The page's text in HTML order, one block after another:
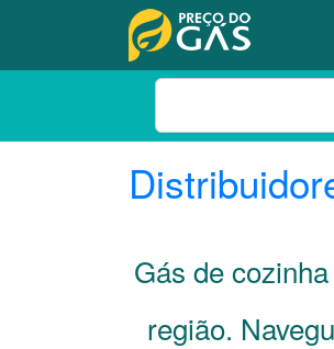
Gás de
região.